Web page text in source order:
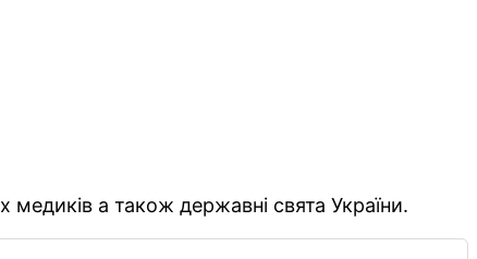
медиків а також державні свята України.